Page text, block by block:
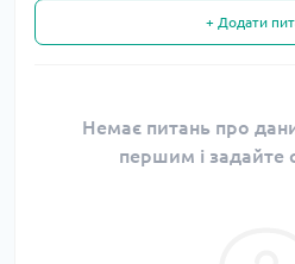
+ Додати
Немає питань про
першим і задайте